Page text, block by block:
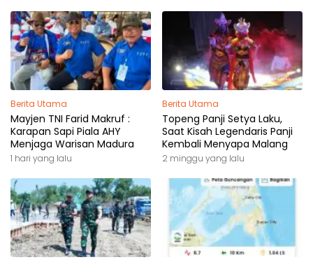
Berita Utama
Mayjen TNI Farid Makruf :
Karapan Sapi Piala AHY
Menjaga Warisan Madura
1 hari yang lalu
Berita Utama
Topeng Panji Setya Laku,
Saat Kisah Legendaris Panji
Kembali Menyapa Malang
2 minggu yang lalu